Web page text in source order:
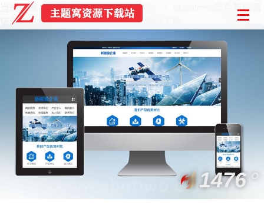
当前位置： 首页 PbootCMS模板
pbootcms蓝色新能源
环保网站模板 太阳能光伏系统网站源码下载
1476